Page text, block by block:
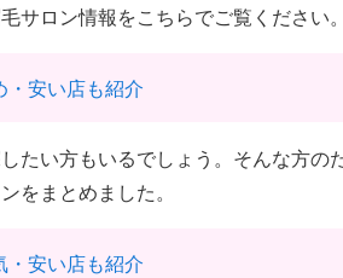
ロン情報をこちらでご覧ください。
・安い店も紹介
たい方もいるでしょう。そんな方の
をまとめました。
安い店も紹介